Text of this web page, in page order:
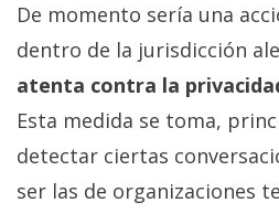
Sorteos
Foros
Contacto
/
Sobre
De momento sería una
dentro de la jurisdicción
atenta contra la
Esta medida se toma,
detectar ciertas
ser las de organizaciones